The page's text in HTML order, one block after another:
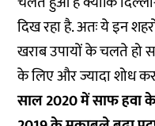
दिख रहा है. अतः ये इन
खराब उपायों के चलते हो
के लिए और ज्यादा शोध
साल 2020 में साफ हवा